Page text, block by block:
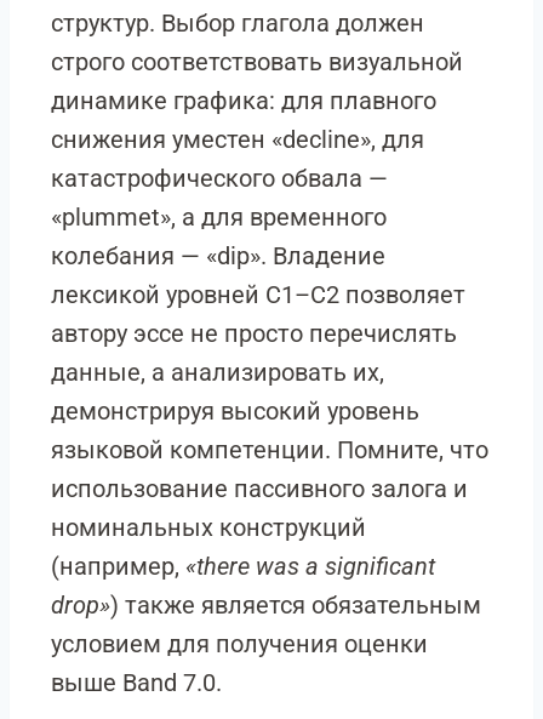
структур. Выбор глагола должен
строго соответствовать визуальной
динамике графика: для плавного
снижения уместен «decline», для
катастрофического обвала —
«plummet», а для временного
колебания — «dip». Владение
лексикой уровней C1–C2 позволяет
автору эссе не просто перечислять
данные, а анализировать их,
демонстрируя высокий уровень
языковой компетенции. Помните, что
использование пассивного залога и
номинальных конструкций
(например, «there was a significant
drop») также является обязательным
условием для получения оценки
выше Band 7.0.